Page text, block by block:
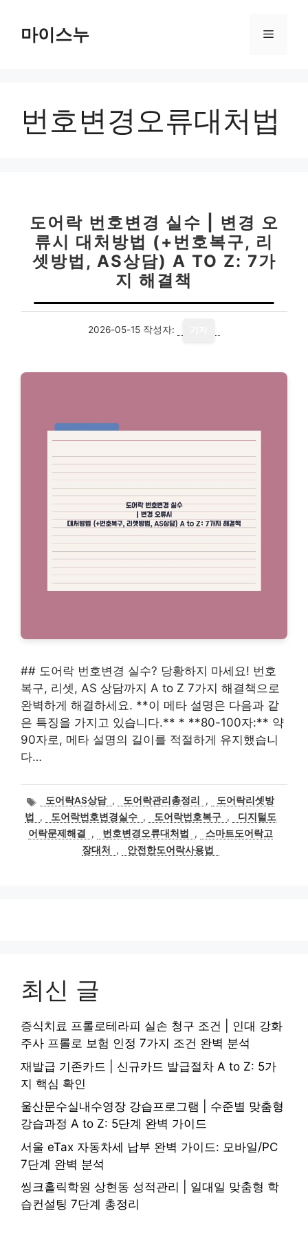
마이스누 메
번호변경오류대처법
도어락 번호변경 실수 | 변경 오
류시 대처방법 (+번호복구, 리
셋방법, AS상담) A TO Z: 7가
지 해결책
2026-05-15 작성자:
## 도어락 번호변경 실수? 당황하지 마세요! 번호
복구, 리셋, AS 상담까지 A to Z 7가지 해결책으로
완벽하게 해결하세요. **이 메타 설명은 다음과 같
은 특징을 가지고 있습니다.** * **80-100자:** 약
90자로, 메타 설명의 길이를 적절하게 유지했습니
다…
태도어락AS상담 , 도어락관리총정리 ,
도어락리셋방
법
, 도어락번호변경실수 , 도어락번호복구 ,
디지털도
어락문제해결
, 번호변경오류대처법 ,
스마트도어락고
장대처
, 안전한도어락사용법
최신 글
증식치료 프롤로테라피 실손 청구 조건 | 인대 강화
주사 프롤로 보험 인정 7가지 조건 완벽 분석
재발급 기존카드 | 신규카드 발급절차 A to Z: 5가
지 핵심 확인
울산문수실내수영장 강습프로그램 | 수준별 맞춤형
강습과정 A to Z: 5단계 완벽 가이드
서울 eTax 자동차세 납부 완벽 가이드: 모바일/PC
7단계 완벽 분석
씽크홀릭학원 상현동 성적관리 | 일대일 맞춤형 학
습컨설팅 7단계 총정리